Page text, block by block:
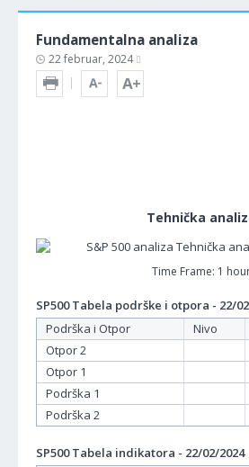
Fundamentalna analiza
22 februar, 2024
Tehnička
Time Frame: 1
SP500 Tabela podrške i otpora - 22/
Podrška i Otpor
Nivo
Otpor 2
Otpor 1
Podrška 1
Podrška 2
SP500 Tabela indikatora - 22/02/2024